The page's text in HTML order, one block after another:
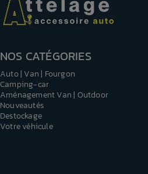
NOS CATÉGORIES
Auto | Van | Fourgon
Camping-car
Aménagement Van | Outdoor
Nouveautés
Destockage
Votre véhicule